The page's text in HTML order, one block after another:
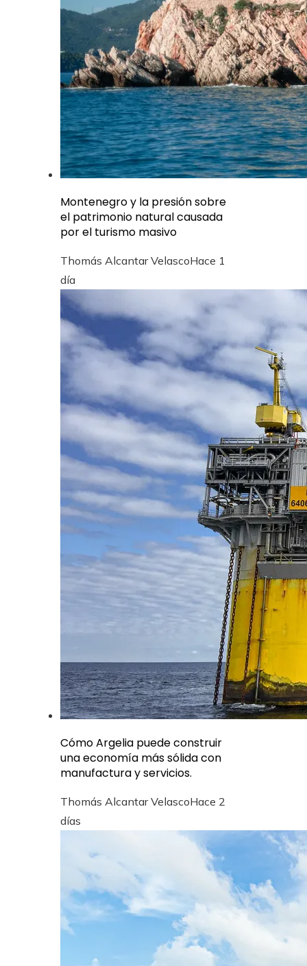
Montenegro y la presión sobre
el patrimonio natural causada
por el turismo masivo
Thomás Alcantar VelascoHace 1
día
Cómo Argelia puede construir
una economía más sólida con
manufactura y servicios.
Thomás Alcantar VelascoHace 2
días